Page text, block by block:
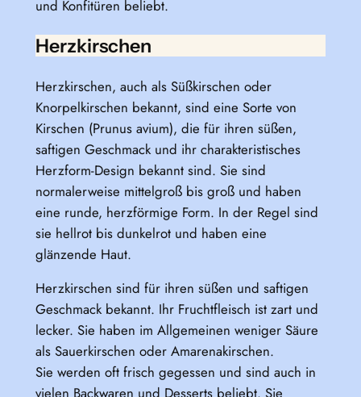
und Konfitüren beliebt.
Herzkirschen
Herzkirschen, auch als Süßkirschen oder
Knorpelkirschen bekannt, sind eine Sorte von
Kirschen (Prunus avium), die für ihren süßen,
saftigen Geschmack und ihr charakteristisches
Herzform-Design bekannt sind. Sie sind
normalerweise mittelgroß bis groß und haben
eine runde, herzförmige Form. In der Regel sind
sie hellrot bis dunkelrot und haben eine
glänzende Haut.
Herzkirschen sind für ihren süßen und saftigen
Geschmack bekannt. Ihr Fruchtfleisch ist zart und
lecker. Sie haben im Allgemeinen weniger Säure
als Sauerkirschen oder Amarenakirschen.
Sie werden oft frisch gegessen und sind auch in